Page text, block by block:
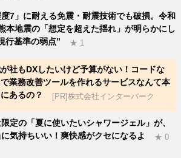
度7」に耐える免震・耐震技術でも破損。令和
本地震の「想定を超えた揺れ」が明らかにし
行基準の弱点”
★ 1
社もDXしたいけど予算がない！コードな
で業務改善ツールを作れるサービスなんて本
あるの？
[PR]株式会社インターパーク
定の「夏に使いたいシャワージェル」が、
気持ちいい！爽快感がクセになるよ
★ 0